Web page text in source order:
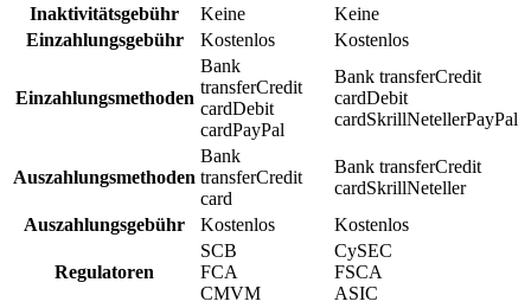
Inaktivitätsgebühr
Keine
Keine
Einzahlungsgebühr
Kostenlos Kostenlos
Einzahlungsmethoden
Bank
transferCredit
cardDebit
cardPayPal
Bank transferCredit
cardDebit
cardSkrillNetellerPayPal
Auszahlungsmethoden
Bank
transferCredit
card
Bank transferCredit
cardSkrillNeteller
Auszahlungsgebühr
Kostenlos Kostenlos
Regulatoren
SCB
FCA
CMVM
CySEC
FSCA
ASIC